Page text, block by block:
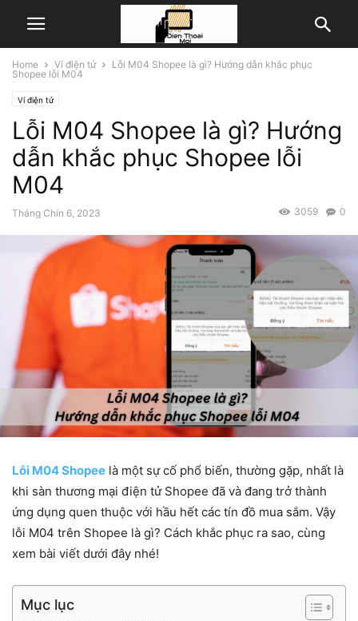
Home Ví điện tử
Lỗi M04 Shopee là gì? Hướng dẫn khắc phục
Shopee lỗi M04
Ví điện tử
Lỗi M04 Shopee là gì? Hướng
dẫn khắc phục Shopee lỗi
M04
Tháng Chín 6, 2023 0
3059
Lỗi M04 Shopee là một sự cố phổ biến, thường gặp, nhất là
khi sàn thương mại điện tử Shopee đã và đang trở thành
ứng dụng quen thuộc với hầu hết các tín đồ mua sắm. Vậy
lỗi M04 trên Shopee là gì? Cách khắc phục ra sao, cùng
xem bài viết dưới đây nhé!
Mục lục